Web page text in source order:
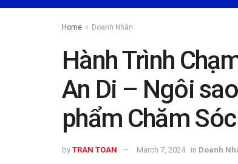
Home Doanh Nhân
Hành Trình
An Di – Ngôi
phẩm Chăm
by TRAN TOAN March 7, 2024 in Doanh